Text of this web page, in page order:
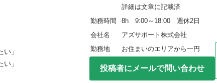
」
」
詳細は文章に記載済
勤務時間
8h　9:00～18:00　週休2日
会社名
アズサポート株式会社
勤務地
お住まいのエリアから一円
投稿者にメールで問い合わせ